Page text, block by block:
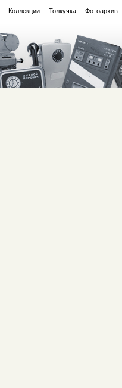
Коллекции Толкучка Фотоархив